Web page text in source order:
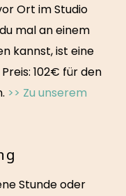
Ort im Studio
mal an einem
kannst, ist eine
102€ für den
>> Zu unserem
Stunde oder